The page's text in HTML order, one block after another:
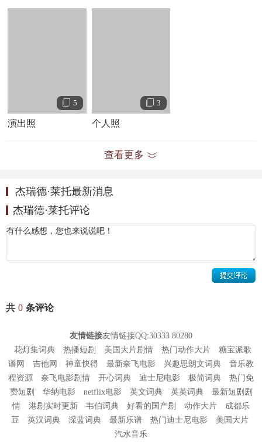
缺乏谈判筹码，俩人当即仓促签约，这为2009
口起诉乐队要求赔偿巨额违约金而埋下祸根 。
秒上火星”乐队主唱之前，他曾短暂地出现在一些电视
活》。虽然他后来出演了《搏击俱乐部》和《美国精神病人》等名
片，但他真正意义上的大银幕处女作是
梦》的温情家庭片 。
1999年，与小罗伯特·唐尼合作拍摄短片《Black and White》出演一位
与唐尼饰演的角色相恋。同年，客串由大卫·芬奇执
Angel Face。
年，参演《日落大道》饰演Glen Walker。
2002年，再度与导演大卫·芬奇合作，客串影星朱迪福斯特
主演的惊悚
片《战栗空间》。同年还与科林·法瑞尔合作，客串惊悚动作片《狙击
电话亭》，饰演科林·法瑞尔扮演的公关的客户，一位名叫Bobby的明
星，但其戏份在院线公映的版本中被最终删除。同年，历经在洛杉矶
各餐厅酒吧赶场驻唱四年之后，莱托的“三十秒上火星”摇滚乐队与维
京唱片签约，同年发行了第一张同名专辑《
5
演出照
3
个人照
查看更多
杰瑞德·莱托最新消息
杰瑞德·莱托评论
共 0 条评论
友情链接友情链接QQ:30333 80280
花灯集词典
热播短剧 美国大片剧情 热门动作大片
糖宝派歌
谱网
吉他网 神童快得 最新奈飞电影 兴趣思朗文词典
音乐教
程资源
奈飞电影剧情 开心词典 迪士尼电影 极简词典
热门免
费短剧
华纳电影 netflix电影 英文词典 英英词典
最新短剧剧
情
港剧实时更新 韦伯词典 好看的国产剧 动作大片
成都乐
豆
英汉词典 深蓝词典 最新乐谱 热门迪士尼电影
美国大片
汽水音乐